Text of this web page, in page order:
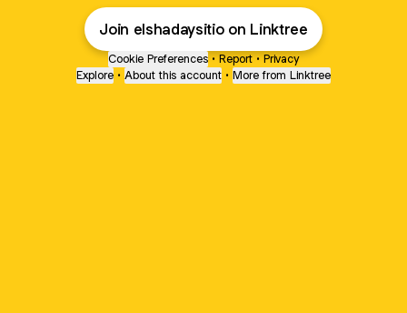
Join elshadaysitio on Linktree
Cookie Preferences • Report • Privacy
Explore • About this account • More from Linktree